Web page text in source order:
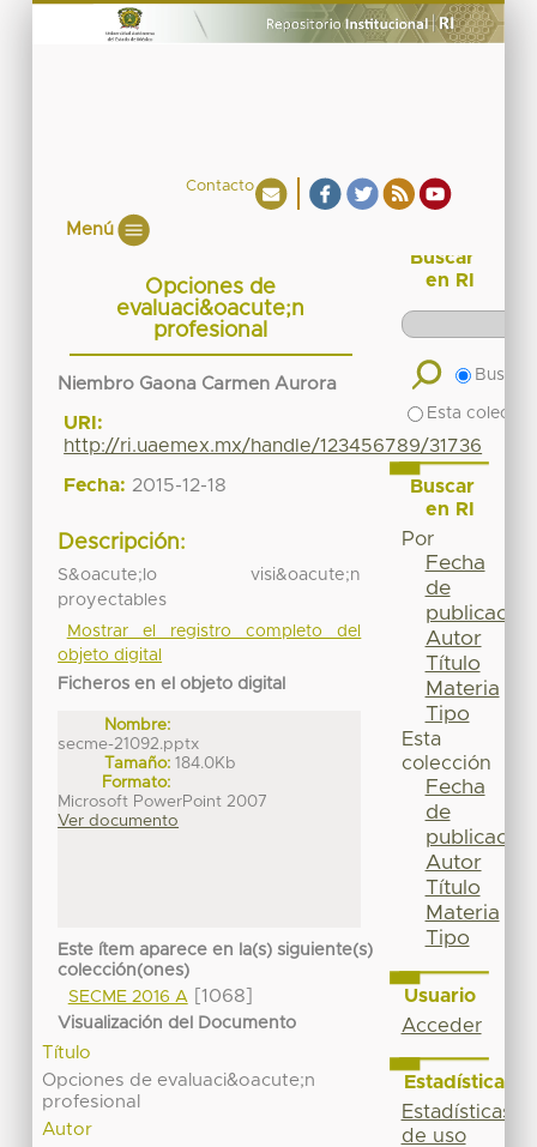
Contacto
Menú
Opciones de
evaluaci&oacute;n
profesional
Niembro Gaona Carmen Aurora
URI:
http://ri.uaemex.mx/handle/123456789/31736
Fecha: 2015-12-18
Descripción:
S&oacute;lo visi&oacute;n
proyectables
Mostrar el registro completo del
objeto digital
Ficheros en el objeto digital
Nombre:
secme-21092.pptx
Tamaño: 184.0Kb
Formato:
Microsoft PowerPoint 2007
Ver documento
Este ítem aparece en la(s) siguiente(s)
colección(ones)
SECME 2016 A[1068]
Visualización del Documento
Título
Opciones de evaluaci&oacute;n
profesional
Autor
Buscar
en RI
Buscar
Esta
Buscar
en RI
Por
Fecha
de
publicación
Autor
Título
Materia
Tipo
Esta
colección
Fecha
de
publicación
Autor
Título
Materia
Tipo
Usuario
Acceder
Estadísticas
Estadísticas
de uso